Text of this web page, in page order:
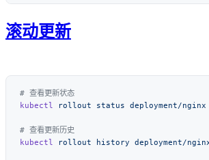
滚动更新
kubectl rollout status
kubectl rollout history